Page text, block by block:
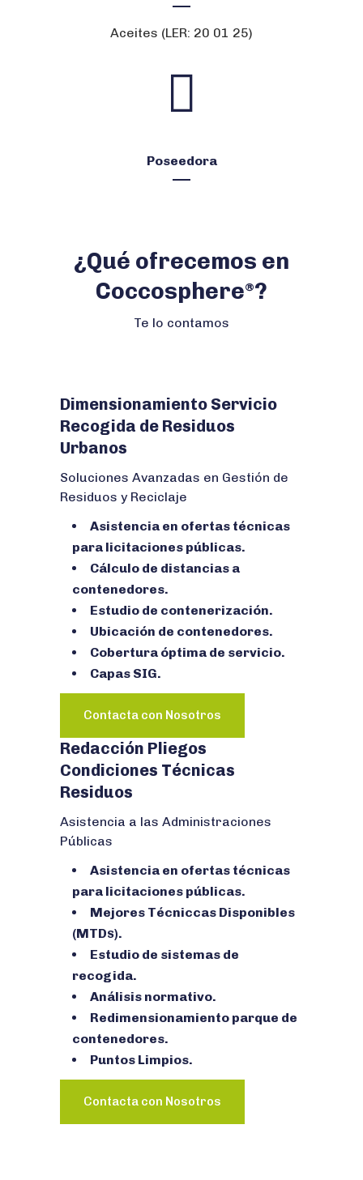
Aceites (LER: 20 01 25)
Poseedora
¿Qué ofrecemos en
Coccosphere®?
Te lo contamos
Dimensionamiento Servicio
Recogida de Residuos
Urbanos
Soluciones Avanzadas en Gestión de
Residuos y Reciclaje
Asistencia en ofertas técnicas
para licitaciones públicas.
Cálculo de distancias a
contenedores.
Estudio de contenerización.
Ubicación de contenedores.
Cobertura óptima de servicio.
Capas SIG.
Contacta con Nosotros
Redacción Pliegos
Condiciones Técnicas
Residuos
Asistencia a las Administraciones
Públicas
Asistencia en ofertas técnicas
para licitaciones públicas.
Mejores Técniccas Disponibles
(MTDS).
Estudio de sistemas de
recogida.
Análisis normativo.
Redimensionamiento parque de
contenedores.
Puntos Limpios.
Contacta con Nosotros